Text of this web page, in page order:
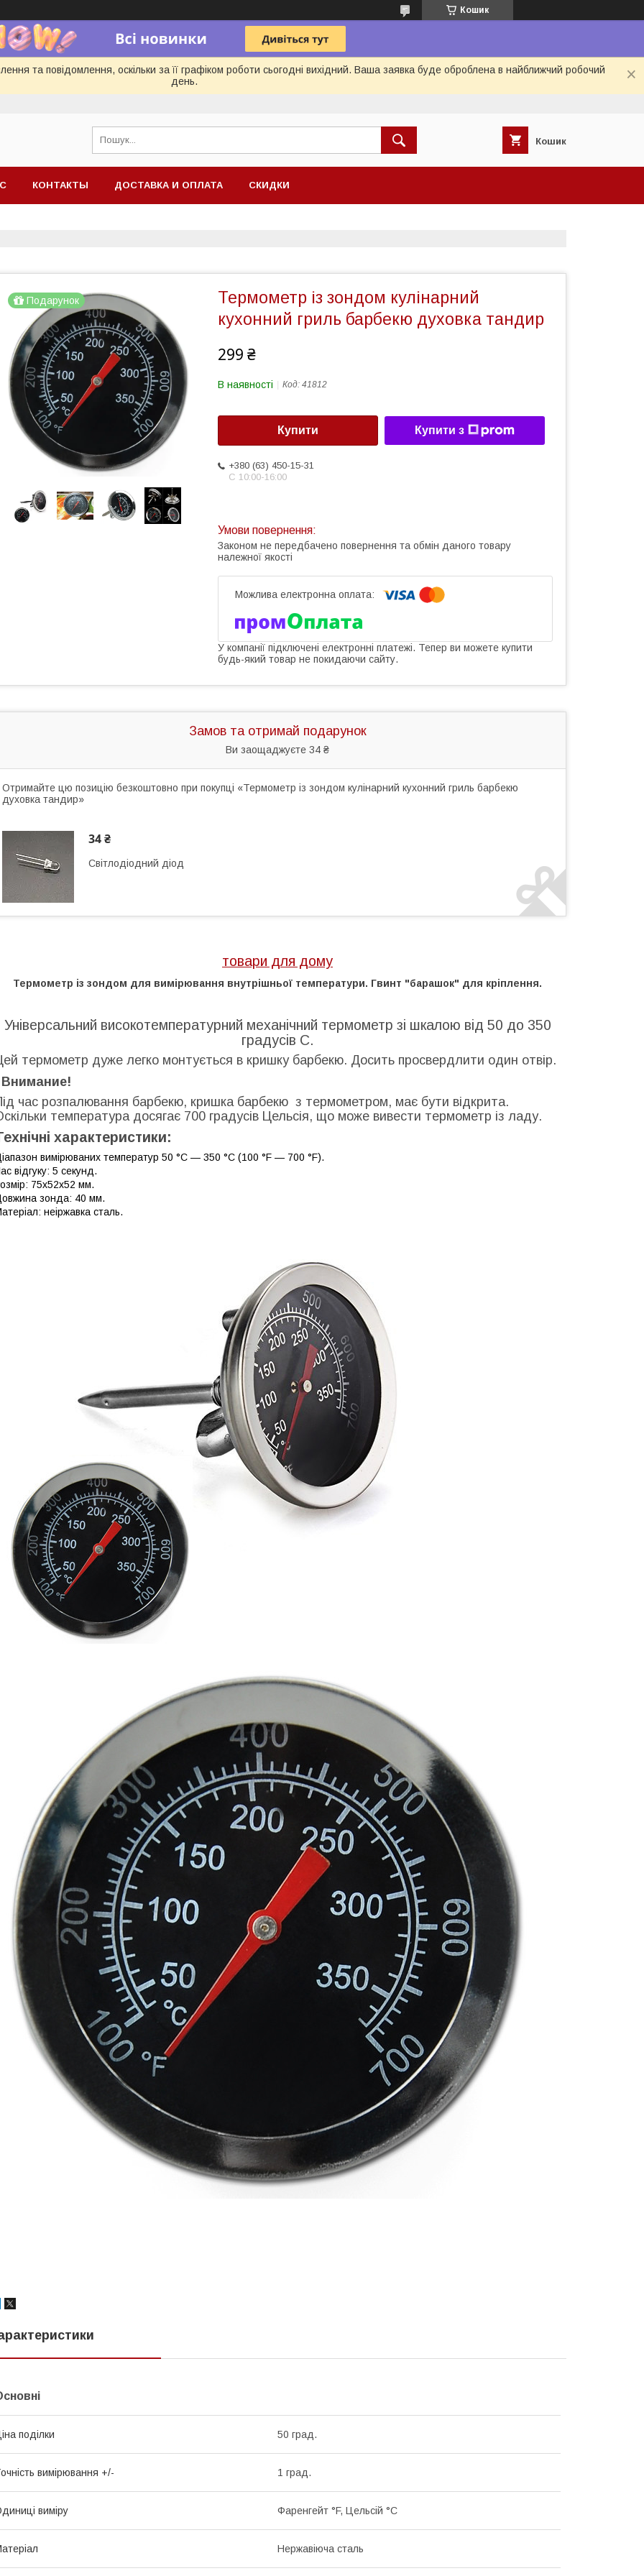
Кошик
та повідомлення, оскільки за її графіком роботи сьогодні вихідний. Ваша заявка буде оброблена в найближчий робочий
день.
Кошик
КОНТАКТЫ ДОСТАВКА И ОПЛАТА СКИДКИ
Подарунок
Термометр із зондом кулінарний
кухонний гриль барбекю духовка тандир
299 ₴
В наявності Код: 41812
Купити Купити з
+380 (63) 450-15-31
С 10:00-16:00
Законом не передбачено повернення та обмін даного товару
належної якості
У компанії підключені електронні платежі. Тепер ви можете купити
будь-який товар не покидаючи сайту.
Замов та отримай подарунок
Ви заощаджуєте 34 ₴
Отримайте цю позицію безкоштовно при покупці «Термометр із зондом кулінарний кухонний гриль барбекю
духовка тандир»
34 ₴
Світлодіодний діод
товари для дому
Термометр із зондом для вимірювання внутрішньої температури. Гвинт "барашок" для кріплення.
Універсальний високотемпературний механічний термометр зі шкалою від 50 до 350
градусів С.
термометр дуже легко монтується в кришку барбекю. Досить просвердлити один отвір.
Внимание!
час розпалювання барбекю, кришка барбекю з термометром, має бути відкрита.
температура досягає 700 градусів Цельсія, що може вивести термометр із ладу.
характеристики:
вимірюваних температур 50 °C — 350 °C (100 °F — 700 °F).
відгуку: 5 секунд.
75x52x52 мм.
зонда: 40 мм.
неіржавка сталь.
поділки 50 град.
вимірювання +/- 1 град.
виміру Фаренгейт °F, Цельсій °C
Нержавіюча сталь